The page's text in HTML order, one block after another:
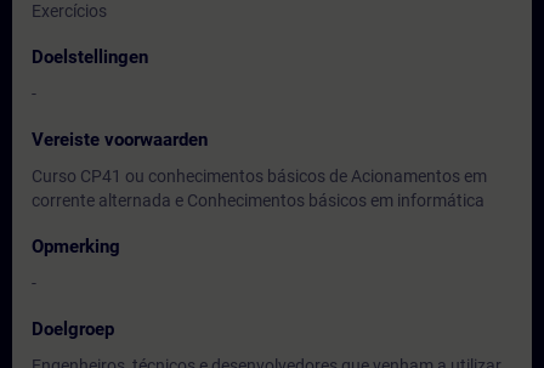
Exercícios
Doelstellingen
-
Vereiste voorwaarden
Curso CP41 ou conhecimentos básicos de Acionamentos em
corrente alternada e Conhecimentos básicos em informática
Opmerking
-
Doelgroep